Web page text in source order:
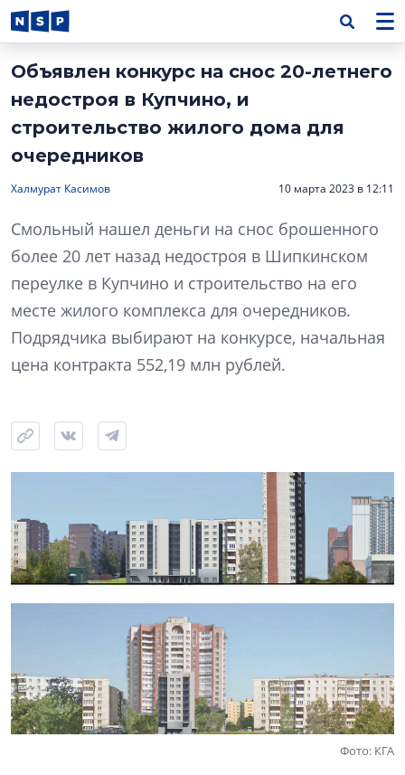
Объявлен конкурс на снос 20-летнего
недостроя в Купчино, и
строительство жилого дома для
очередников
Халмурат Касимов 10 марта 2023 в 12:11
Смольный нашел деньги на снос брошенного
более 20 лет назад недостроя в Шипкинском
переулке в Купчино и строительство на его
месте жилого комплекса для очередников.
Подрядчика выбирают на конкурсе, начальная
цена контракта 552,19 млн рублей.
Фото: КГА